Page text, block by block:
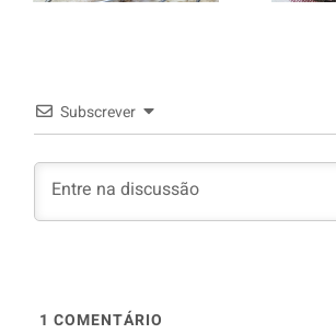
Subscrever
1 COMENTÁRIO